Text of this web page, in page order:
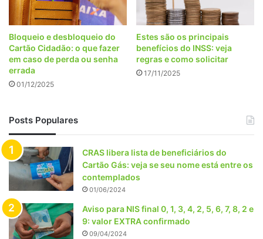
Bloqueio e desbloqueio do
Cartão Cidadão: o que fazer
em caso de perda ou senha
errada
01/12/2025
Estes são os principais
benefícios do INSS: veja
regras e como solicitar
17/11/2025
Posts Populares
CRAS libera lista de beneficiários do
Cartão Gás: veja se seu nome está entre os
contemplados
01/06/2024
Aviso para NIS final 0, 1, 3, 4, 2, 5, 6, 7, 8, 2 e
9: valor EXTRA confirmado
09/04/2024